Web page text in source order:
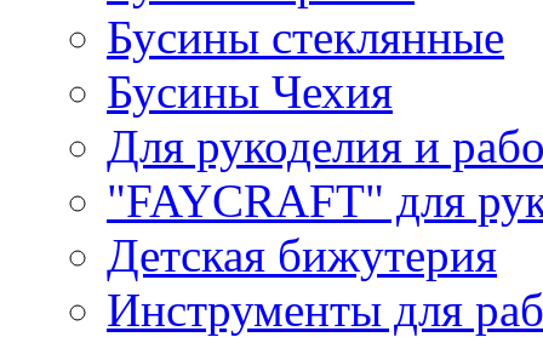
Бусины стеклянные
Бусины Чехия
Для рукоделия и
"FAYCRAFT" для
Детская бижутерия
Инструменты для